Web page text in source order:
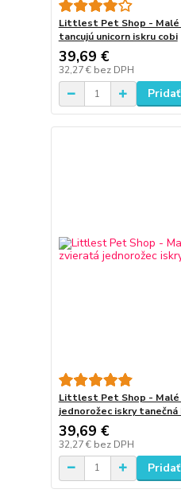
Littlest Pet Shop - Malé
tancujú unicorn iskru cobi
39,69 €
32,27 € bez DPH
Littlest Pet Shop - Malé
jednorožec iskry tanečná
39,69 €
32,27 € bez DPH